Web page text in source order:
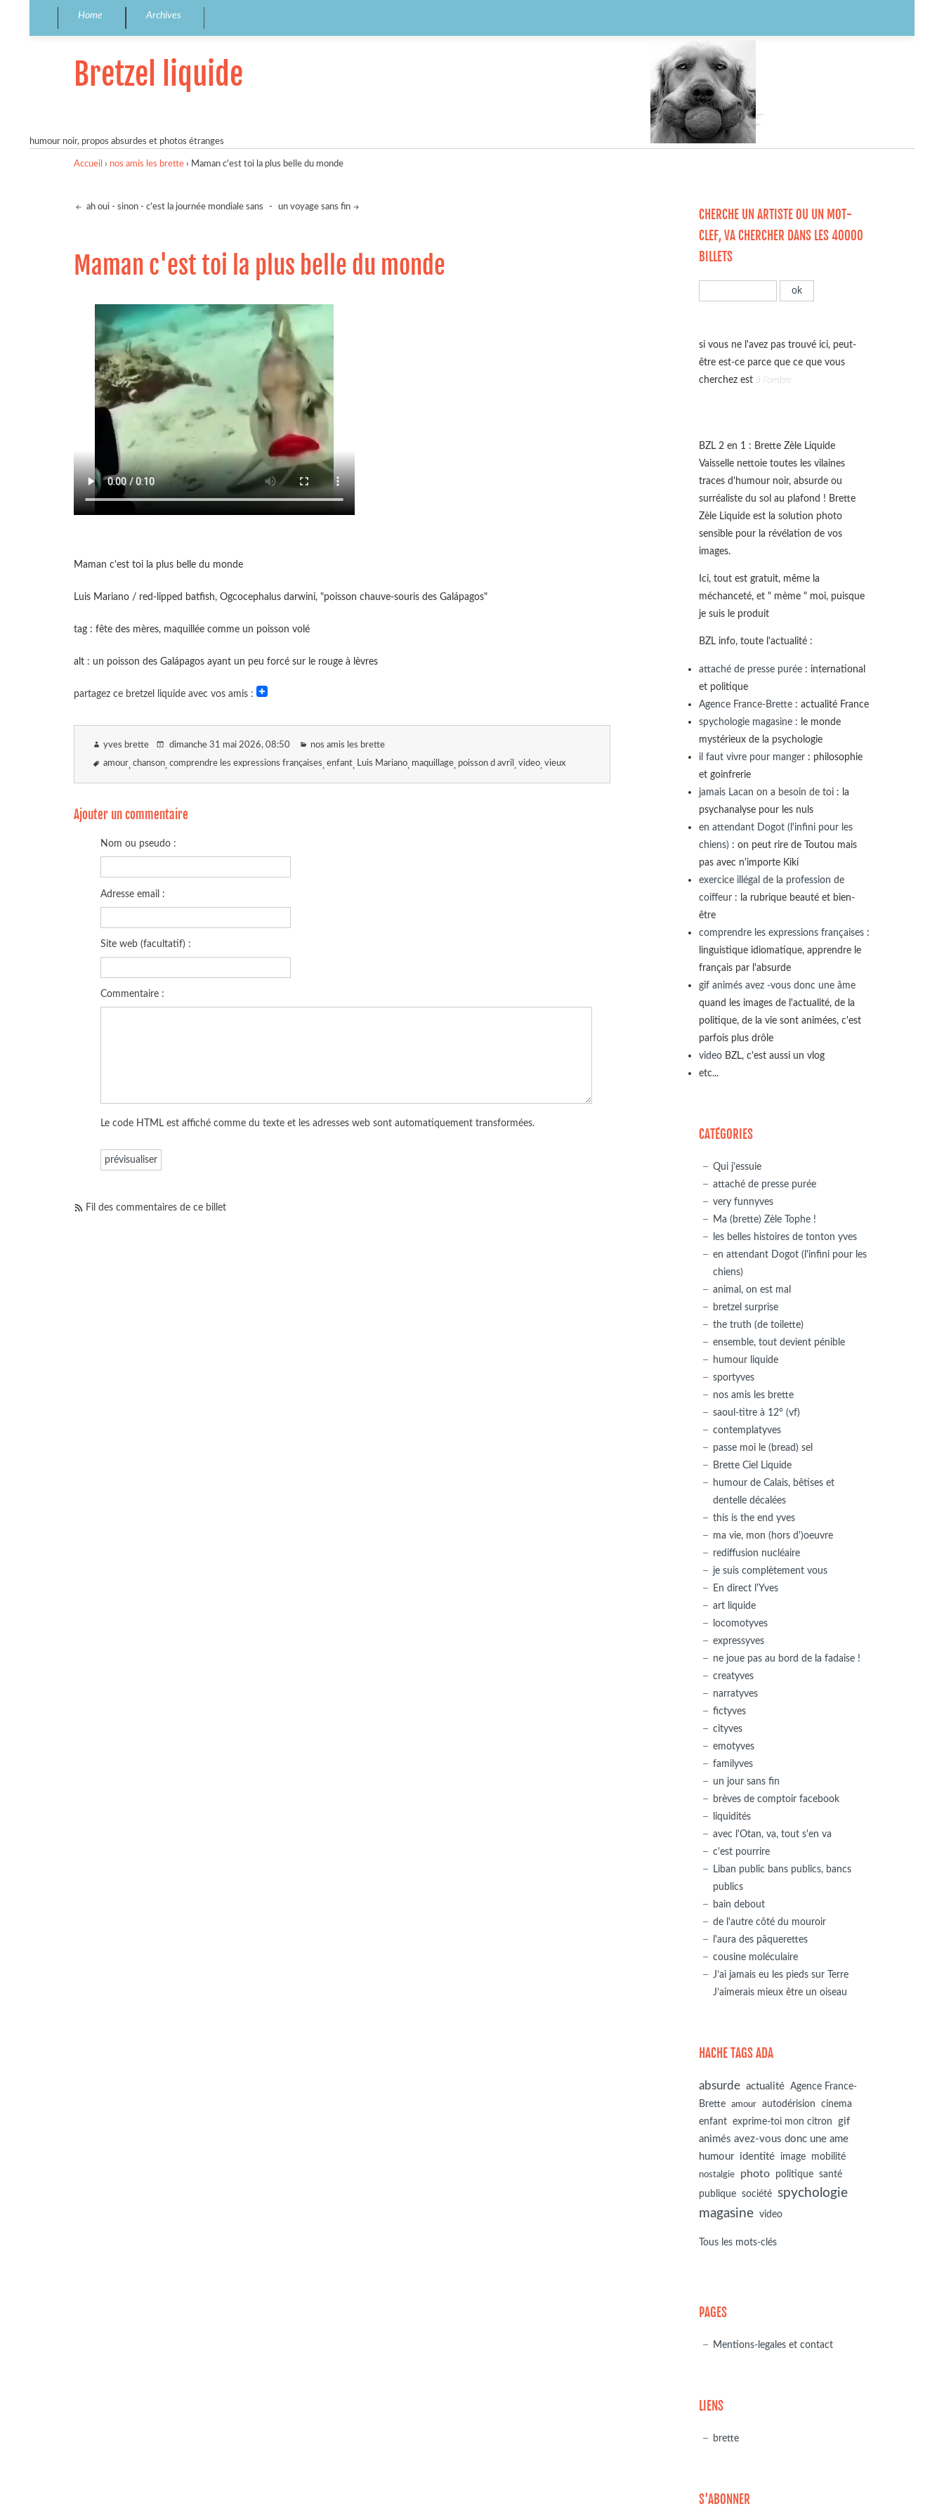
Home Archives
Bretzel liquide
humour noir, propos absurdes et photos étranges
Accueil › nos amis les brette › Maman c'est toi la plus belle du monde
ah oui - sinon - c'est la journée mondiale sans - un voyage sans fin
Maman c'est toi la plus belle du monde
Maman c'est toi la plus belle du monde
Luis Mariano / red-lipped batfish, Ogcocephalus darwini, "poisson chauve-souris des Galápagos"
tag : fête des mères, maquillée comme un poisson volé
alt : un poisson des Galápagos ayant un peu forcé sur le rouge à lèvres
partagez ce bretzel liquide avec vos amis :
yves brette dimanche 31 mai 2026, 08:50 nos amis les brette
amour chanson comprendre les expressions françaises enfant Luis Mariano maquillage poisson d avril video vieux
Ajouter un commentaire
Nom ou pseudo :
Adresse email :
Site web (facultatif) :
Commentaire :
Le code HTML est affiché comme du texte et les adresses web sont automatiquement transformées.
Fil des commentaires de ce billet
CHERCHE UN ARTISTE OU UN MOT-
CLEF, VA CHERCHER DANS LES 40000
BILLETS
si vous ne l'avez pas trouvé ici, peut-
être est-ce parce que ce que vous
cherchez està l'ombre
BZL 2 en 1 : Brette Zèle Liquide
Vaisselle nettoie toutes les vilaines
traces d'humour noir, absurde ou
surréaliste du sol au plafond ! Brette
Zèle Liquide est la solution photo
sensible pour la révélation de vos
images.
Ici, tout est gratuit, même la
méchanceté, et " mème " moi, puisque
je suis le produit
BZL info, toute l'actualité :
attaché de presse purée : international
et politique
Agence France-Brette : actualité France
spychologie magasine : le monde
mystérieux de la psychologie
il faut vivre pour manger : philosophie
et goinfrerie
jamais Lacan on a besoin de toi : la
psychanalyse pour les nuls
en attendant Dogot (l'infini pour les
chiens) : on peut rire de Toutou mais
pas avec n'importe Kiki
exercice illégal de la profession de
coiffeur : la rubrique beauté et bien-
être
comprendre les expressions françaises :
linguistique idiomatique, apprendre le
français par l'absurde
gif animés avez -vous donc une âme
quand les images de l'actualité, de la
politique, de la vie sont animées, c'est
parfois plus drôle
video BZL, c'est aussi un vlog
etc...
CATÉGORIES
Qui j'essuie
attaché de presse purée
very funnyves
Ma (brette) Zèle Tophe !
les belles histoires de tonton yves
en attendant Dogot (l'infini pour les
chiens)
animal, on est mal
bretzel surprise
the truth (de toilette)
ensemble, tout devient pénible
humour liquide
sportyves
nos amis les brette
saoul-titre à 12° (vf)
contemplatyves
passe moi le (bread) sel
Brette Ciel Liquide
humour de Calais, bêtises et
dentelle décalées
this is the end yves
ma vie, mon (hors d')oeuvre
rediffusion nucléaire
je suis complètement vous
En direct l'Yves
art liquide
locomotyves
expressyves
ne joue pas au bord de la fadaise !
creatyves
narratyves
fictyves
cityves
emotyves
familyves
un jour sans fin
brèves de comptoir facebook
liquidités
avec l'Otan, va, tout s'en va
c'est pourrire
Liban public bans publics, bancs
publics
bain debout
de l'autre côté du mouroir
l'aura des pâquerettes
cousine moléculaire
J’ai jamais eu les pieds sur Terre
J’aimerais mieux être un oiseau
HACHE TAGS ADA
absurde actualité Agence France-
Brette
amour autodérision
cinema
enfant exprime-toi mon citron
gif
animés avez-vous donc une ame
humour identité image mobilité
nostalgie photo politique santé
publique société spychologie
magasine video
Tous les mots-clés
PAGES
Mentions-legales et contact
LIENS
brette
S'ABONNER